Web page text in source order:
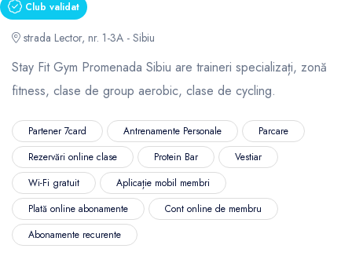
Club validat
strada Lector, nr. 1-3A - Sibiu
Stay Fit Gym Promenada Sibiu are traineri specializați, zonă
fitness, clase de group aerobic, clase de cycling.
Partener 7card Antrenamente Personale
Parcare
Rezervări online clase
Protein Bar
Vestiar
Wi-Fi gratuit
Aplicație mobil membri
Plată online abonamente
Cont online de membru
Abonamente recurente